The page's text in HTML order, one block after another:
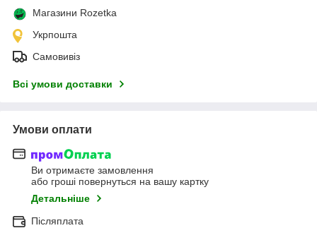
Магазини Rozetka
Укрпошта
Самовивіз
Всі умови доставки
Умови оплати
Ви отримаєте замовлення
або гроші повернуться на вашу картку
Детальніше
Післяплата